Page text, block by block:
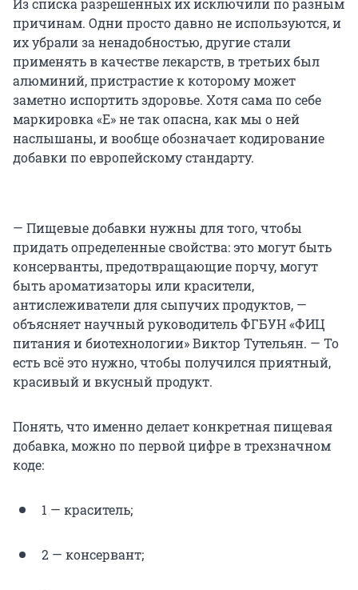
Из списка разрешенных их исключили по разным
причинам. Одни просто давно не используются, и
их убрали за ненадобностью, другие стали
применять в качестве лекарств, в третьих был
алюминий, пристрастие к которому может
заметно испортить здоровье. Хотя сама по себе
маркировка «Е» не так опасна, как мы о ней
наслышаны, и вообще обозначает кодирование
добавки по европейскому стандарту.
— Пищевые добавки нужны для того, чтобы
придать определенные свойства: это могут быть
консерванты, предотвращающие порчу, могут
быть ароматизаторы или красители,
антислеживатели для сыпучих продуктов, —
объясняет научный руководитель ФГБУН «ФИЦ
питания и биотехнологии» Виктор Тутельян. — То
есть всё это нужно, чтобы получился приятный,
красивый и вкусный продукт.
Понять, что именно делает конкретная пищевая
добавка, можно по первой цифре в трехзначном
коде:
1 — краситель;
2 — консервант;